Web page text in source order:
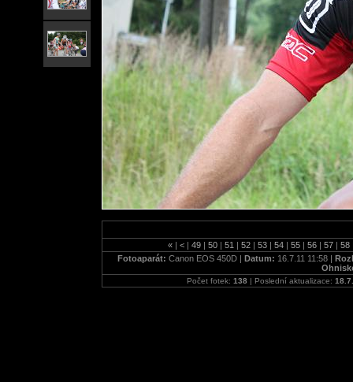
« | < | 49 | 50 | 51 | 52 | 53 | 54 | 55 | 56 | 57 | 58
Fotoaparát: Canon EOS 450D | Datum: 16.7.11 11:58 |
Počet fotek: 138 | Poslední aktualizace: